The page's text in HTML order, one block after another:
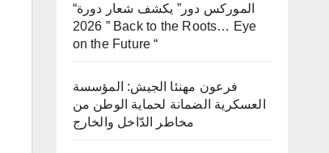
“الموركس دور” يكشف شعار دورة
2026 ” Back to the Roots… Eye
on the Future “
فرعون مهنئا الجيش: المؤسسة
العسكرية الضمانة لحماية الوطن من
مخاطر الدّاخل والخارج